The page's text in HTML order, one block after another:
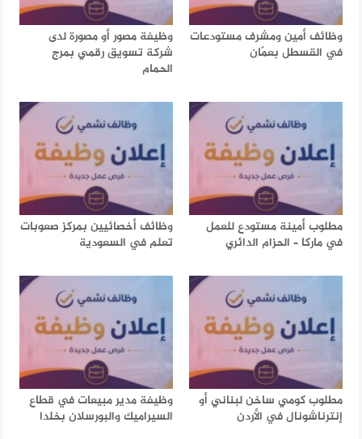
وظائف أمين ومشرف مستودعات
في القسطل بعمّان
وظيفة مصور أو مصورة لدى
شركة تسويق رقمي بمرج
الحمام
مطلوب أمينة مستودع للعمل
في ماركا – الحزام الدائري
وظائف أخصائيين بمركز صعوبات
تعلم في السعودية
مطلوب كومي ساخن لبناني أو
إنترناشونال في الأردن
وظيفة مدير مبيعات في قطاع
السيراميك والبورسلان بخلدا